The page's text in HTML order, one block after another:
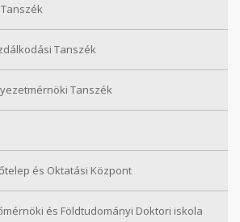
Tanszék
Tanszék
és Oktatási Központ
és Földtudományi Doktori iskola